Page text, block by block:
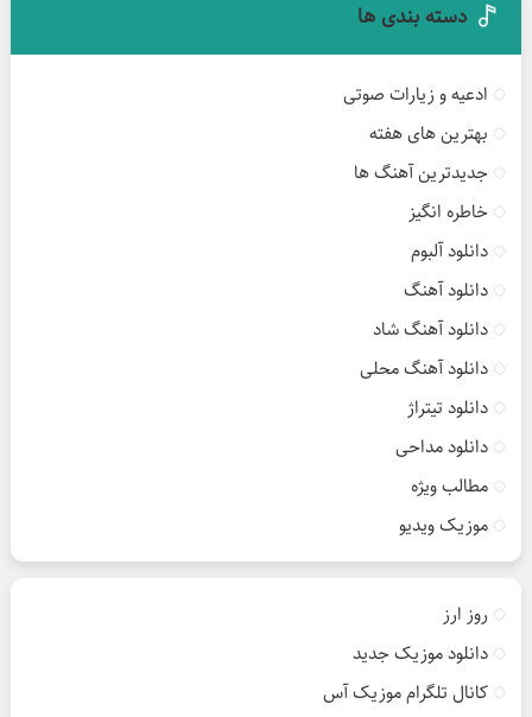
دسته بندی ها
ادعیه و زیارات صوتی
بهترین های هفته
جدیدترین آهنگ ها
خاطره انگیز
دانلود آلبوم
دانلود آهنگ
دانلود آهنگ شاد
دانلود آهنگ محلی
دانلود تیتراژ
دانلود مداحی
مطالب ویژه
موزیک ویدیو
روز ارز
دانلود موزیک جدید
کانال تلگرام موزیک آس